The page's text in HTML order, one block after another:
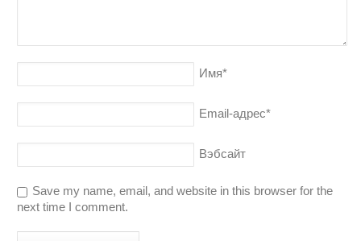
Имя*
Email-адрес*
Вэбсайт
Save my name, email, and website in this browser for the
next time I comment.